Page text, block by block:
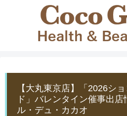
【大丸東京店】「2026シ
ド」バレンタイン催事出
ル・デュ・カカオ